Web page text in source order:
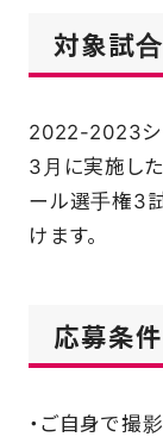
対象試合
2022-2023シ
3月に実施し
ール選手権3
けます。
応募条件
・ご自身で撮